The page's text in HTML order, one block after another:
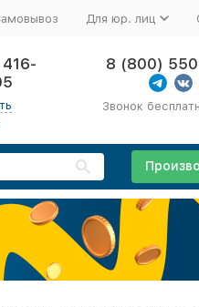
Для юр. лиц
8 (800)
Звонок